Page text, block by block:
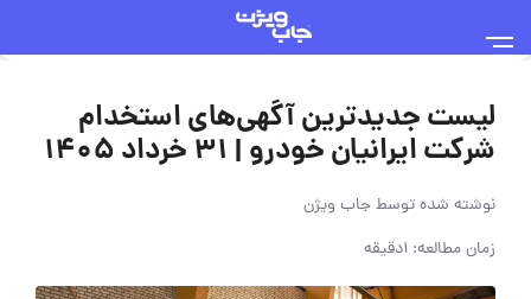
لیست جدیدترین آگهی‌های استخدام
شرکت ایرانیان خودرو | ۳۱ خرداد ۱۴۰۵
نوشته شده توسطجاب ویژن
زمان مطالعه: 1دقیقه